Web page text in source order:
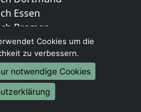
Essen
Bremen
Dresden
Hannover
Nürnberg
Duisburg
Bochum
Cookies um die
zu verbessern.
notwendige Cookies